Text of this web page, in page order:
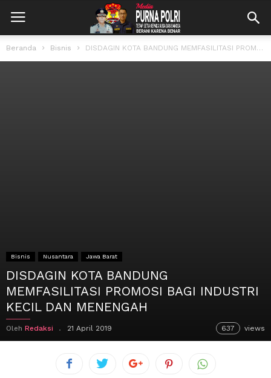
Beranda Bisnis DISDAGIN KOTA BANDUNG MEMFASILITASI PROMOSI BAGI INDUSTRI KECIL DAN MENENGAH
Bisnis Nusantara Jawa Barat
DISDAGIN KOTA BANDUNG
MEMFASILITASI PROMOSI BAGI INDUSTRI
KECIL DAN MENENGAH
Oleh Redaksi 21 April 2019 637 views